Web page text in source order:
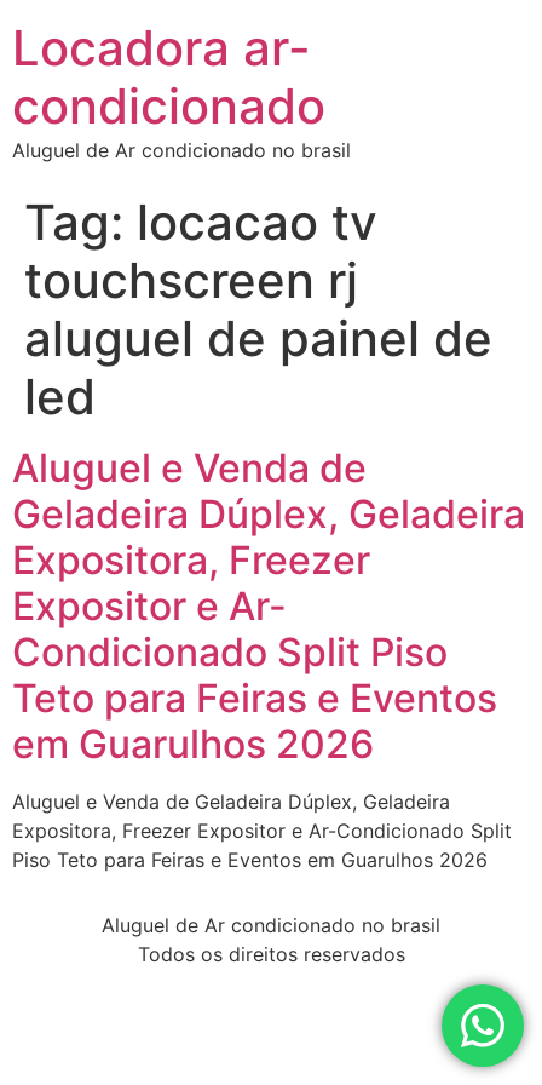
Locadora ar-
condicionado
Aluguel de Ar condicionado no brasil
Tag: locacao tv
touchscreen rj
aluguel de painel de
led
Aluguel e Venda de
Geladeira Dúplex, Geladeira
Expositora, Freezer
Expositor e Ar-
Condicionado Split Piso
Teto para Feiras e Eventos
em Guarulhos 2026
Aluguel e Venda de Geladeira Dúplex, Geladeira
Expositora, Freezer Expositor e Ar-Condicionado Split
Piso Teto para Feiras e Eventos em Guarulhos 2026
Aluguel de Ar condicionado no brasil
Todos os direitos reservados